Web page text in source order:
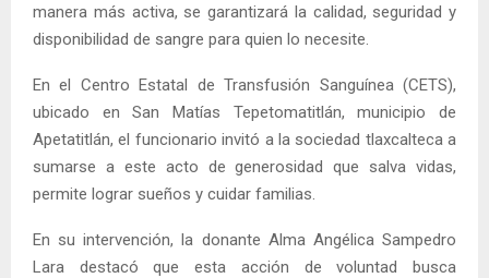
manera más activa, se garantizará la calidad, seguridad y
disponibilidad de sangre para quien lo necesite.
En el Centro Estatal de Transfusión Sanguínea (CETS),
ubicado en San Matías Tepetomatitlán, municipio de
Apetatitlán, el funcionario invitó a la sociedad tlaxcalteca a
sumarse a este acto de generosidad que salva vidas,
permite lograr sueños y cuidar familias.
En su intervención, la donante Alma Angélica Sampedro
Lara destacó que esta acción de voluntad busca